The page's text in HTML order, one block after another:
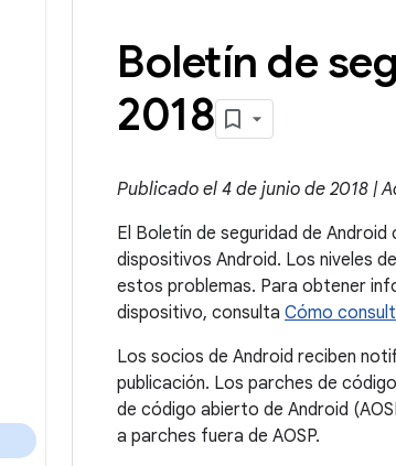
Boletín de
2018
Publicado el 4 de junio de 2018 |
El Boletín de seguridad de
dispositivos Android. Los niveles
estos problemas. Para obtener
dispositivo, consulta Cómo
Los socios de Android reciben
publicación. Los parches de
de código abierto de Android
a parches fuera de AOSP.